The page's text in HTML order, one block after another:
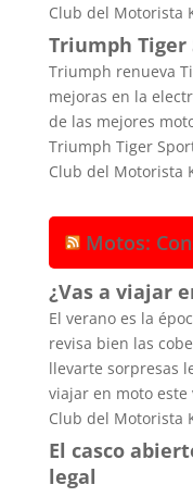
Club del Motorista
Triumph Tiger
Triumph renueva
mejoras en la
de las mejores
Triumph Tiger
Club del Motorista
Motos:
¿Vas a viajar
El verano es la
revisa bien las
llevarte sorpresas
viajar en moto
Club del Motorista
El casco
legal